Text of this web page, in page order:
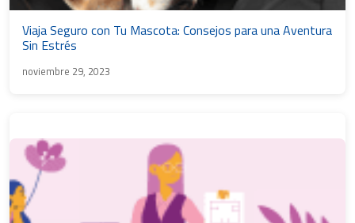
Viaja Seguro con Tu Mascota: Consejos para una Aventura
Sin Estrés
noviembre 29, 2023